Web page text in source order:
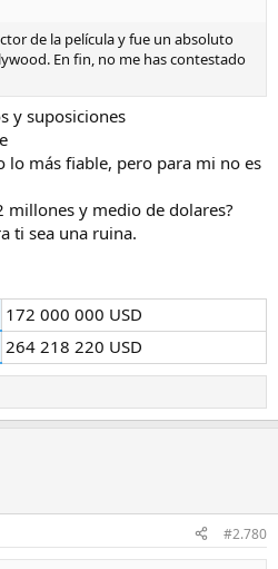
de la película y fue un absoluto
En fin, no me has contestado
y suposiciones
lo más fiable, pero para mi no es
millones y medio de dolares?
ti sea una ruina.
172 000 000 USD
264 218 220 USD
#2.780